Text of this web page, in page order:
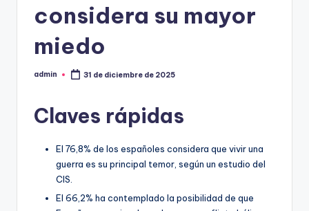
considera su mayor
miedo
Publicado
admin 31 de diciembre de 2025
Claves rápidas
El 76,8% de los españoles considera que vivir una
guerra es su principal temor, según un estudio del
CIS.
El 66,2% ha contemplado la posibilidad de que